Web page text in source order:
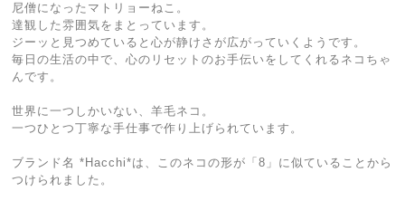
尼僧になったマトリョーねこ。
達観した雰囲気をまとっています。
ジーッと見つめていると心が静けさが広がっていくようです。
毎日の生活の中で、心のリセットのお手伝いをしてくれるネコちゃ
んです。
世界に一つしかいない、羊毛ネコ。
一つひとつ丁寧な手仕事で作り上げられています。
ブランド名 *Hacchi*は、このネコの形が「8」に似ていることから
つけられました。